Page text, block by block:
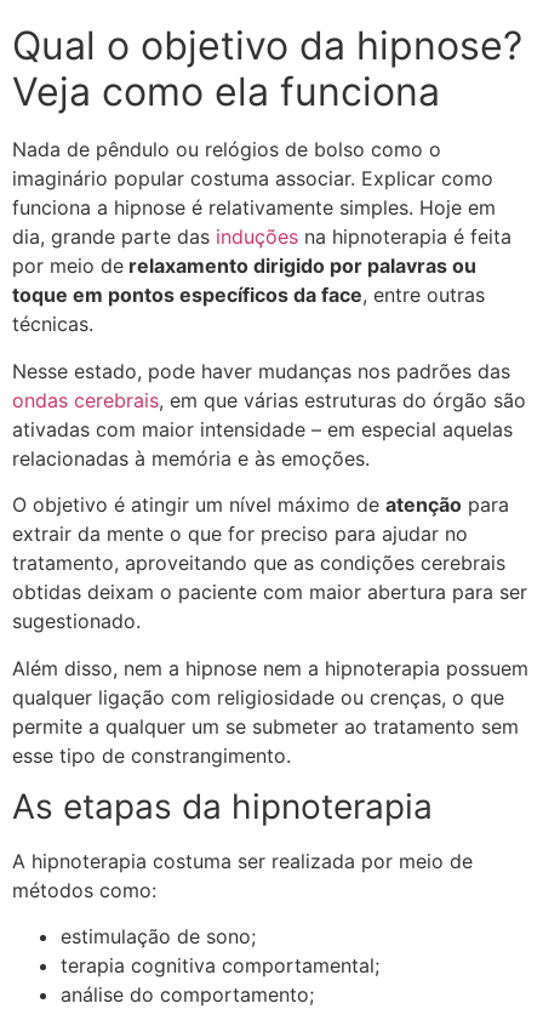
Qual o objetivo da hipnose?
Veja como ela funciona
Nada de pêndulo ou relógios de bolso como o
imaginário popular costuma associar. Explicar como
funciona a hipnose é relativamente simples. Hoje em
dia, grande parte das induções na hipnoterapia é feita
por meio de relaxamento dirigido por palavras ou
toque em pontos específicos da face, entre outras
técnicas.
Nesse estado, pode haver mudanças nos padrões das
ondas cerebrais, em que várias estruturas do órgão são
ativadas com maior intensidade – em especial aquelas
relacionadas à memória e às emoções.
O objetivo é atingir um nível máximo de atenção para
extrair da mente o que for preciso para ajudar no
tratamento, aproveitando que as condições cerebrais
obtidas deixam o paciente com maior abertura para ser
sugestionado.
Além disso, nem a hipnose nem a hipnoterapia possuem
qualquer ligação com religiosidade ou crenças, o que
permite a qualquer um se submeter ao tratamento sem
esse tipo de constrangimento.
As etapas da hipnoterapia
A hipnoterapia costuma ser realizada por meio de
métodos como:
estimulação de sono;
terapia cognitiva comportamental;
análise do comportamento;